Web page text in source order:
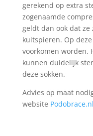
gerekend op extra
zogenaamde
geldt dan ook dat
kuitspieren. Op
voorkomen worden.
kunnen duidelijk
deze sokken.
Advies op maat
website Podobrace.nl